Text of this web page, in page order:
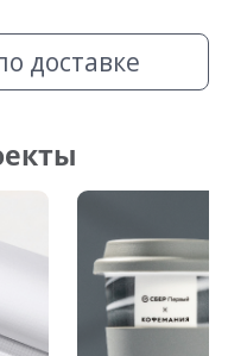
доставке